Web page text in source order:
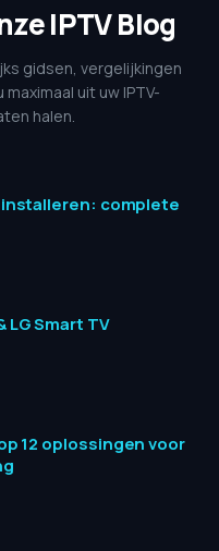
IPTV Blog
gidsen, vergelijkingen
uit uw IPTV-
halen.
installeren: complete
LG Smart TV
12 oplossingen voor